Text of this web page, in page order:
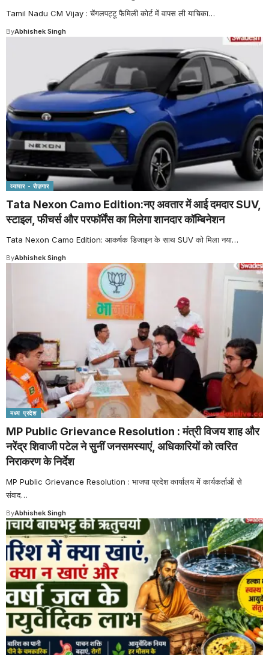
Tamil Nadu CM Vijay : चेंगलपट्टू फैमिली कोर्ट में वापस ली याचिका…
ByAbhishek Singh
व्यापार - रोज़गार
Tata Nexon Camo Edition:नए अवतार में आई दमदार SUV,
स्टाइल, फीचर्स और परफॉर्मेंस का मिलेगा शानदार कॉम्बिनेशन
Tata Nexon Camo Edition: आकर्षक डिजाइन के साथ SUV को मिला नया…
ByAbhishek Singh
मध्य प्रदेश
MP Public Grievance Resolution : मंत्री विजय शाह और
नरेंद्र शिवाजी पटेल ने सुनीं जनसमस्याएं, अधिकारियों को त्वरित
निराकरण के निर्देश
MP Public Grievance Resolution : भाजपा प्रदेश कार्यालय में कार्यकर्ताओं से
संवाद…
ByAbhishek Singh